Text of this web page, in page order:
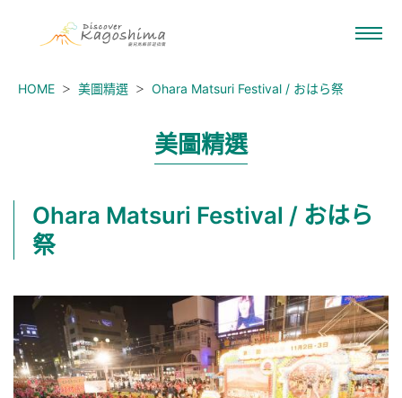
HOME 美圖精選 Ohara Matsuri Festival / おはら祭
美圖精選
Ohara Matsuri Festival / おはら
祭